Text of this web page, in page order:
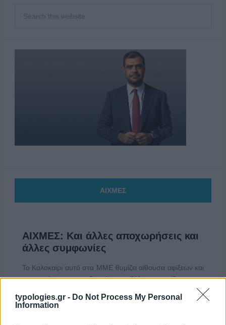
typologies.gr - Do Not Process My Personal
Information
ΑΙΧΜΕΣ
ΑΙΧΜΕΣ: Και άλλες αποχωρήσεις και
άλλες συμφωνίες
Το Καλοκαίρι αυτό στα ΜΜΕ θυμίζει αίθουσα αφίξεων και
αναχωρήσεων αεροδρομίου. Άλλοι γνωρίζουν τον
προορισμό τους και άλλοι αλλάζουν πορεία, ενώ έχουν
ξεκινήσει για άλλου καταλήγουν σε άλλο σημείο. Η